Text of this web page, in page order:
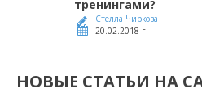
тренингами?
Стелла Чиркова
20.02.2018 г.
НОВЫЕ СТАТЬИ НА